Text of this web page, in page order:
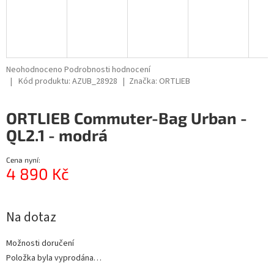
Průměrné
hodnocení
0,0
z
5
Neohodnoceno Podrobnosti hodnocení
Kód produktu: AZUB_28928 Značka: ORTLIEB
ORTLIEB Commuter-Bag Urban -
QL2.1 - modrá
Cena nyní:
4 890 Kč
Na dotaz
Možnosti doručení
Položka byla vyprodána…